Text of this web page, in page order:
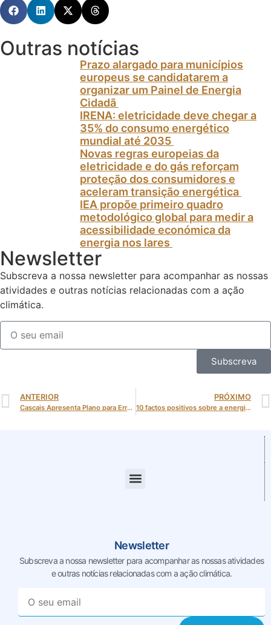
Outras notícias
Prazo alargado para municípios
europeus se candidatarem a
organizar um Painel de Energia
Cidadã
IRENA: eletricidade deve chegar a
35% do consumo energético
mundial até 2035
Novas regras europeias da
eletricidade e do gás reforçam
proteção dos consumidores e
aceleram transição energética
IEA propõe primeiro quadro
metodológico global para medir a
acessibilidade económica da
energia nos lares
Newsletter
Subscreva a nossa newsletter para acompanhar as nossas
atividades e outras notícias relacionadas com a ação
climática.
Subscreva
ANTERIOR
Cascais Apresenta Plano para Erradicar a Pobreza Energética até 2050 em Conferência no Dia Mundial da Energia
PRÓXIMO
10 factos positivos sobre a energia em Portugal e na União Europeia — e 5 grandes desafios para o futuro
Newsletter
Subscreva a nossa newsletter para acompanhar as nossasatividades
e outras notícias relacionadas com a ação climática.